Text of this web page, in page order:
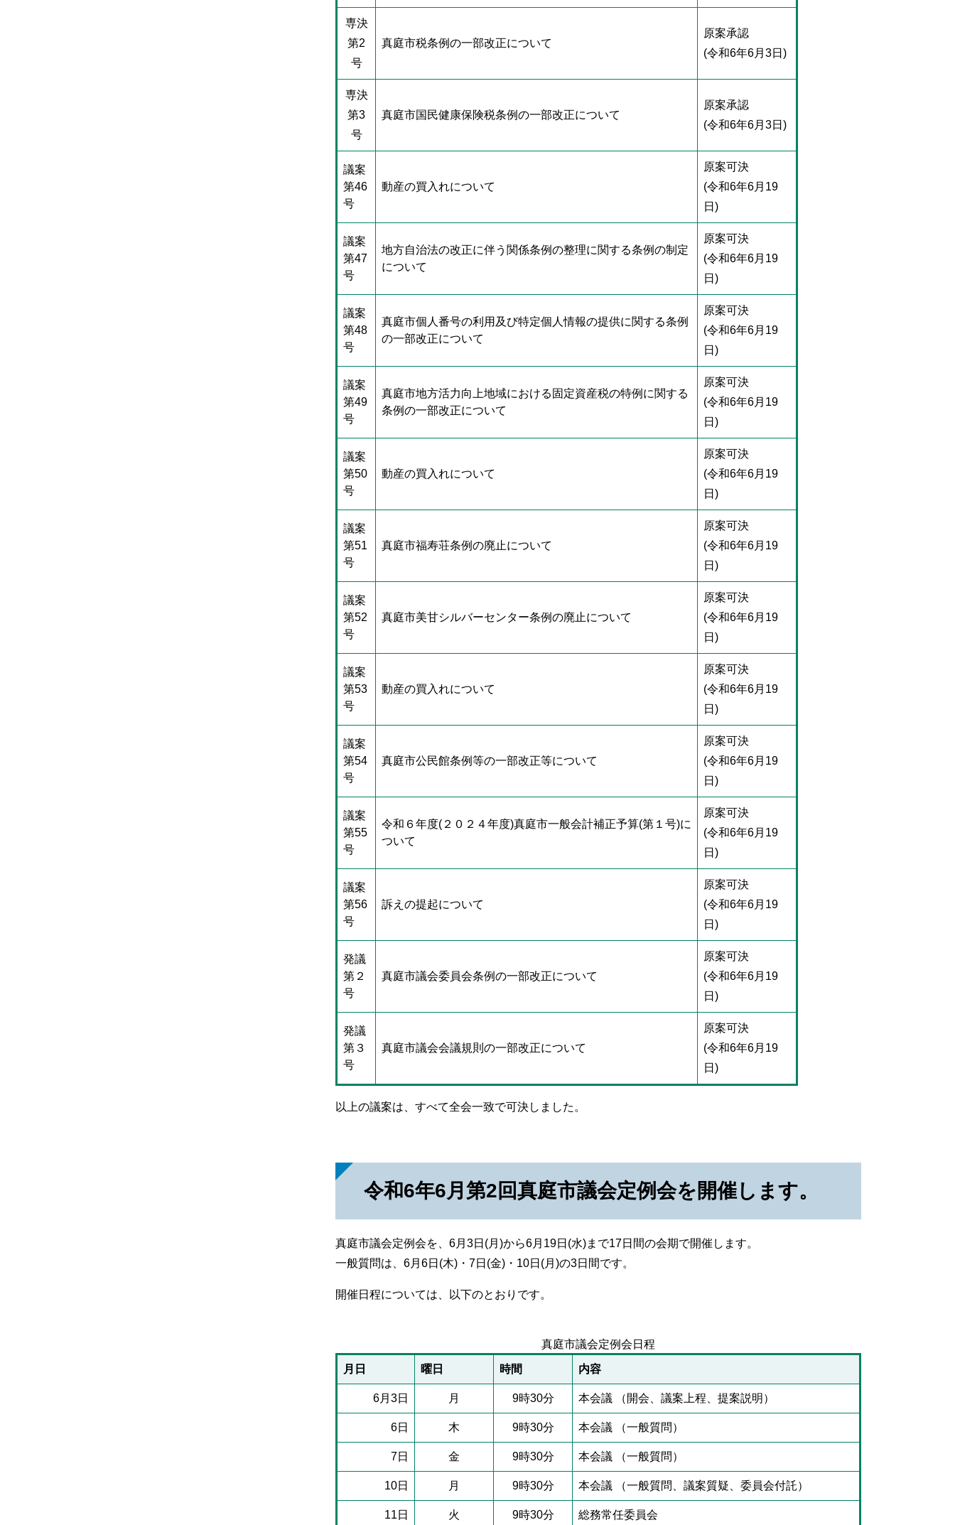
専決
第2
号
真庭市税条例の一部改正について
原案承認
(令和6年6月3日)
専決
第3
号
真庭市国民健康保険税条例の一部改正について
原案承認
(令和6年6月3日)
議案
第46
号
動産の買入れについて
原案可決
(令和6年6月19
日)
議案
第47
号
地方自治法の改正に伴う関係条例の整理に関する条例の制定
について
原案可決
(令和6年6月19
日)
議案
第48
号
真庭市個人番号の利用及び特定個人情報の提供に関する条例
の一部改正について
原案可決
(令和6年6月19
日)
議案
第49
号
真庭市地方活力向上地域における固定資産税の特例に関する
条例の一部改正について
原案可決
(令和6年6月19
日)
議案
第50
号
動産の買入れについて
原案可決
(令和6年6月19
日)
議案
第51
号
真庭市福寿荘条例の廃止について
原案可決
(令和6年6月19
日)
議案
第52
号
真庭市美甘シルバーセンター条例の廃止について
原案可決
(令和6年6月19
日)
議案
第53
号
動産の買入れについて
原案可決
(令和6年6月19
日)
議案
第54
号
真庭市公民館条例等の一部改正等について
原案可決
(令和6年6月19
日)
議案
第55
号
令和６年度(２０２４年度)真庭市一般会計補正予算(第１号)に
ついて
原案可決
(令和6年6月19
日)
議案
第56
号
訴えの提起について
原案可決
(令和6年6月19
日)
発議
第２
号
真庭市議会委員会条例の一部改正について
原案可決
(令和6年6月19
日)
発議
第３
号
真庭市議会会議規則の一部改正について
原案可決
(令和6年6月19
日)
以上の議案は、すべて全会一致で可決しました。
令和6年6月第2回真庭市議会定例会を開催します。
真庭市議会定例会を、6月3日(月)から6月19日(水)まで17日間の会期で開催します。
一般質問は、6月6日(木)・7日(金)・10日(月)の3日間です。
開催日程については、以下のとおりです。
真庭市議会定例会日程
月日 曜日 時間 内容
6月3日 月 9時30分 本会議 （開会、議案上程、提案説明）
6日 木 9時30分 本会議 （一般質問）
7日 金 9時30分 本会議 （一般質問）
10日 月 9時30分 本会議 （一般質問、議案質疑、委員会付託）
11日 火 9時30分 総務常任委員会